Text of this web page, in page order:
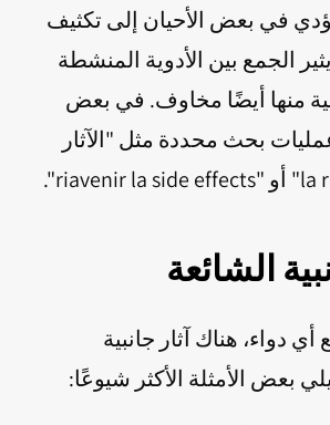
في بعض الأحيان إلى تكثيف
الجمع بين الأدوية المنشطة
منها أيضًا مخاوف. في بعض
بحث محددة مثل "الآثار
الشائعة
دواء، هناك آثار جانبية
بعض الأمثلة الأكثر شيوعًا: